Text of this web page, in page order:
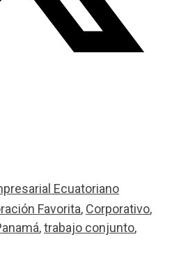
Ecuatoriano
Favorita, Corporativo,
,trabajo conjunto,